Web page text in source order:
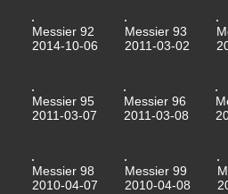
Messier 92
2014-10-06
Messier 93
2011-03-02
Messier 95
2011-03-07
Messier 96
2011-03-08
Messier 98
2010-04-07
Messier 99
2010-04-08